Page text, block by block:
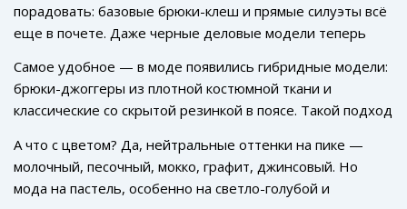
порадовать: базовые брюки-клеш и прямые силуэты всё
еще в почете. Даже черные деловые модели теперь
подошве. Один интересный факт: по данным отчета Lyst
весна 2023, поисковые запросы на запрос «брюки
палаццо» выросли в полтора раза по сравнению с
прошлой весной! Это не просто дежавю из 90-х — это
новая романтика, где комфорт — закон. Теперь носить
такие брюки рекомендуется не только под каблук, но и с
Самое удобное — в моде появились гибридные модели:
брюки-джоггеры из плотной костюмной ткани и
классические со скрытой резинкой в поясе. Такой подход
тренд. Среди фактур лидируют лен, струящаяся вискоза,
сукно и плотные смесовые ткани. Выбирая материал,
смело ставьте на вещи, которые легко дышат и не
А что с цветом? Да, нейтральные оттенки на пике —
молочный, песочный, мокко, графит, джинсовый. Но
мода на пастель, особенно на светло-голубой и